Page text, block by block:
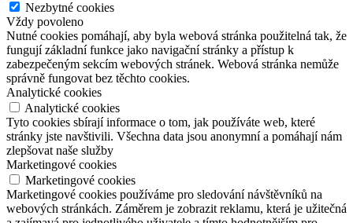
Nezbytné cookies
Vždy povoleno
Nutné cookies pomáhají, aby byla webová stránka použitelná tak, že
fungují základní funkce jako navigační stránky a přístup k
zabezpečeným sekcím webových stránek. Webová stránka nemůže
správně fungovat bez těchto cookies.
Analytické cookies
Analytické cookies
Tyto cookies sbírají informace o tom, jak používáte web, které
stránky jste navštivili. Všechna data jsou anonymní a pomáhají nám
zlepšovat naše služby
Marketingové cookies
Marketingové cookies
Marketingové cookies používáme pro sledování návštěvníků na
webových stránkách. Záměrem je zobrazit reklamu, která je užitečná